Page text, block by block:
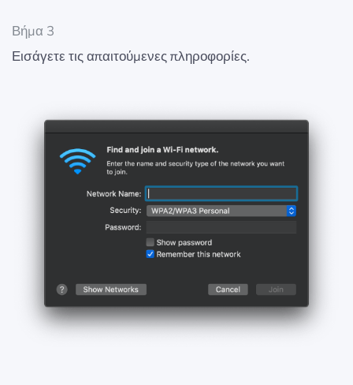
Βήμα 3
Εισάγετε τις απαιτούμενες πληροφορίες.